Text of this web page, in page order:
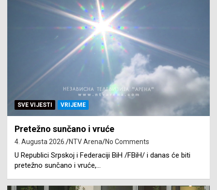
SVE VIJESTI VRIJEME
Pretežno sunčano i vruće
4. Augusta 2026. NTV Arena No Comments
U Republici Srpskoj i Federaciji BiH /FBiH/ i danas će biti
pretežno sunčano i vruće,…